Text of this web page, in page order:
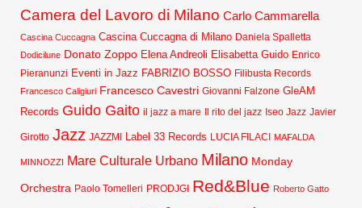
Camera del Lavoro di Milano Carlo Cammarella
Cascina Cuccagna Cascina Cuccagna di Milano Daniela Spalletta
Dodicilune Donato Zoppo Elena Andreoli Elisabetta Guido Enrico
Pieranunzi Eventi in Jazz FABRIZIO BOSSO Filibusta Records
Francesco Caligiuri Francesco Cavestri Giovanni Falzone GleAM
Records Guido Gaito il jazz a mare Il rito del jazz Iseo Jazz Javier
Girotto Jazz JAZZMI Label 33 Records LUCIA FILACI MAFALDA
MINNOZZI Mare Culturale Urbano Milano Monday
Orchestra Paolo Tomelleri PRODJGI Red&Blue Roberto Gatto